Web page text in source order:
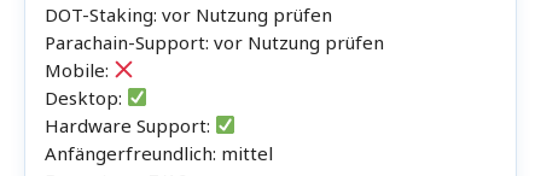
DOT-Staking: vor Nutzung prüfen
Parachain-Support: vor Nutzung prüfen
Mobile:
Desktop:
Hardware Support:
Anfängerfreundlich: mittel